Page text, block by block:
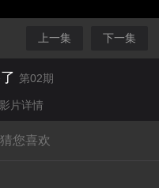
上一集 下一集
第02期
影片详情
猜您喜欢